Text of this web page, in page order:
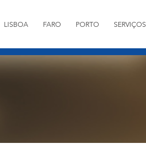
LISBOA FARO PORTO SERVIÇOS